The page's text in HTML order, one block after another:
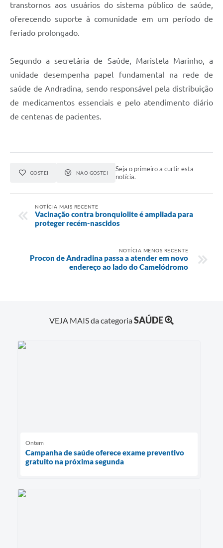
transtornos aos usuários do sistema público de saúde,
oferecendo suporte à comunidade em um período de
feriado prolongado.
Segundo a secretária de Saúde, Maristela Marinho, a
unidade desempenha papel fundamental na rede de
saúde de Andradina, sendo responsável pela distribuição
de medicamentos essenciais e pelo atendimento diário
de centenas de pacientes.
GOSTEI NÃO GOSTEI
Seja o primeiro a curtir esta
notícia.
NOTÍCIA MAIS RECENTE
Vacinação contra bronquiolite é ampliada para
proteger recém-nascidos
NOTÍCIA MENOS RECENTE
Procon de Andradina passa a atender em novo
endereço ao lado do Camelódromo
VEJA MAIS da categoriaSAÚDE
Ontem
Campanha de saúde oferece exame preventivo
gratuito na próxima segunda